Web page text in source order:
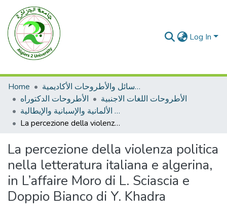
Log In
Home
الرسائل والأطروحات الأكاديمية
الأطروحات الدكتوراه
الأطروحات اللغات الاجنبية
اللغة الألمانية والإسبانية والإيطالية
La percezione della violenza politica nella letteratura italiana e algerina, in L’affaire Moro di L. Sciascia e Doppio Bianco di Y. Khadra
La percezione della violenza politica
nella letteratura italiana e algerina,
in L’affaire Moro di L. Sciascia e
Doppio Bianco di Y. Khadra